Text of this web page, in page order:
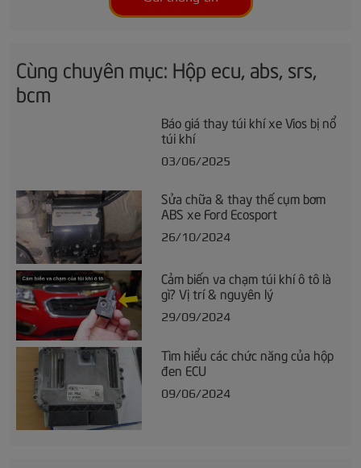
Cùng chuyên mục: Hộp ecu, abs, srs,
bcm
Báo giá thay túi khí xe Vios bị nổ
túi khí
03/06/2025
Sửa chữa & thay thế cụm bơm
ABS xe Ford Ecosport
26/10/2024
Cảm biến va chạm túi khí ô tô là
gì? Vị trí & nguyên lý
29/09/2024
Tìm hiểu các chức năng của hộp
đen ECU
09/06/2024